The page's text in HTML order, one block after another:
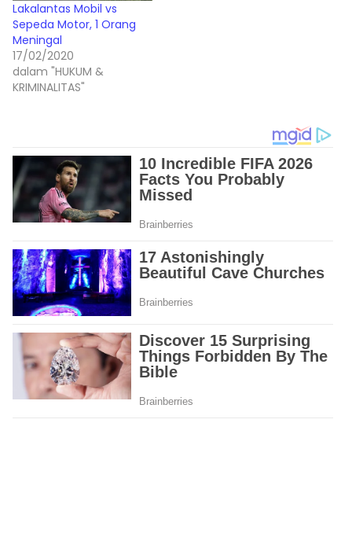
Lakalantas Mobil vs
Sepeda Motor, 1 Orang
Meningal
17/02/2020
dalam "HUKUM &
KRIMINALITAS"